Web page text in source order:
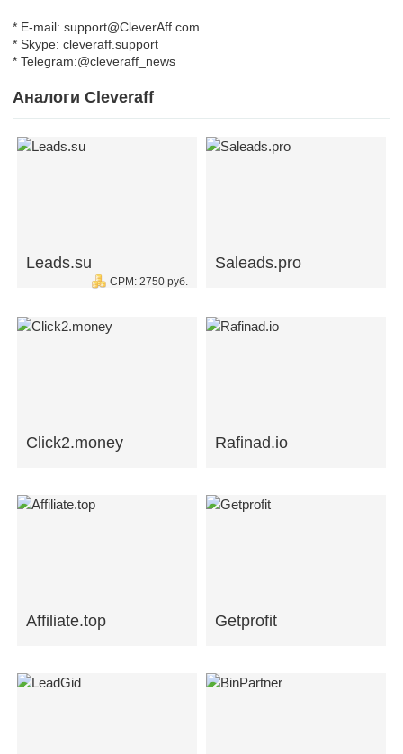
* E-mail: support@CleverAff.com
* Skype: cleveraff.support
* Telegram:@cleveraff_news
Аналоги Cleveraff
Leads.su
CPM: 2750 руб.
Saleads.pro
Click2.money Rafinad.io
Affiliate.top Getprofit